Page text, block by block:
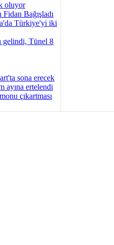
oluyor
Bağışladı
Türkiye'yi iki
gelindi, Tünel 8
sona erecek
ayına ertelendi
çıkartması